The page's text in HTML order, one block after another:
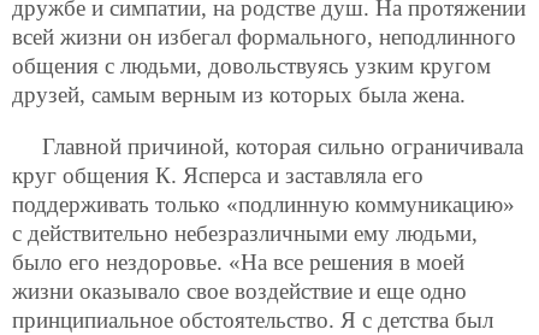
дружбе и симпатии, на родстве душ. На протяжении
всей жизни он избегал формального, неподлинного
общения с людьми, довольствуясь узким кругом
друзей, самым верным из которых была жена.
Главной причиной, которая сильно ограничивала
круг общения К. Ясперса и заставляла его
поддерживать только «подлинную коммуникацию»
с действительно небезразличными ему людьми,
было его нездоровье. «На все решения в моей
жизни оказывало свое воздействие и еще одно
принципиальное обстоятельство. Я с детства был